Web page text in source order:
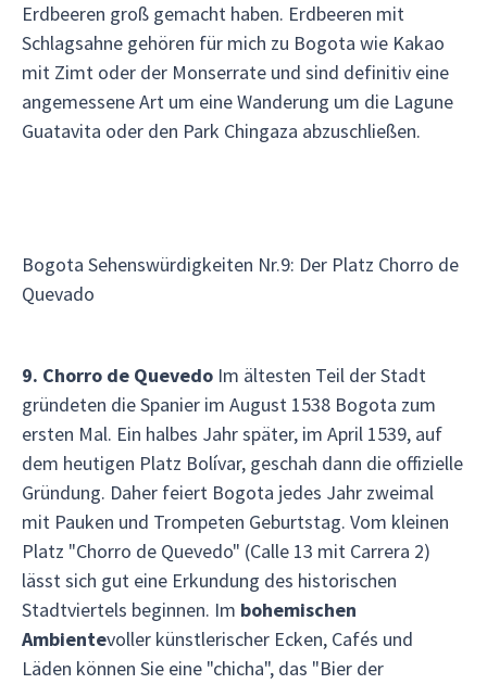
Erdbeeren groß gemacht haben. Erdbeeren mit
Schlagsahne gehören für mich zu Bogota wie Kakao
mit Zimt oder der Monserrate und sind definitiv eine
angemessene Art um eine Wanderung um die Lagune
Guatavita oder den Park Chingaza abzuschließen.
Bogota Sehenswürdigkeiten Nr.9: Der Platz Chorro de
Quevado
9. Chorro de Quevedo Im ältesten Teil der Stadt
gründeten die Spanier im August 1538 Bogota zum
ersten Mal. Ein halbes Jahr später, im April 1539, auf
dem heutigen Platz Bolívar, geschah dann die offizielle
Gründung. Daher feiert Bogota jedes Jahr zweimal
mit Pauken und Trompeten Geburtstag. Vom kleinen
Platz "Chorro de Quevedo" (Calle 13 mit Carrera 2)
lässt sich gut eine Erkundung des historischen
Stadtviertels beginnen. Im bohemischen
Ambientevoller künstlerischer Ecken, Cafés und
Läden können Sie eine "chicha", das "Bier der